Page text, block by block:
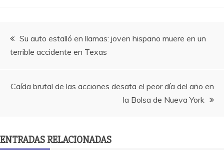
Navegación
entradas
Su auto estalló en llamas: joven hispano muere en un
terrible accidente en Texas
Caída brutal de las acciones desata el peor día del año en
la Bolsa de Nueva York
ENTRADAS RELACIONADAS